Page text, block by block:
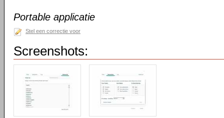
Portable applicatie
Stel een correctie voor
Screenshots: